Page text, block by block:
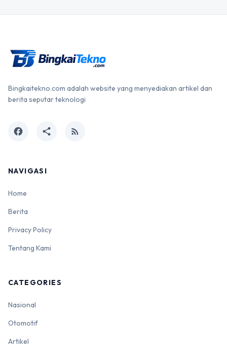
Bingkaitekno.com adalah website yang menyediakan artikel dan
berita seputar teknologi
facebook share rss_feed
NAVIGASI
Home
Berita
Privacy Policy
Tentang Kami
CATEGORIES
Nasional
Otomotif
Artikel